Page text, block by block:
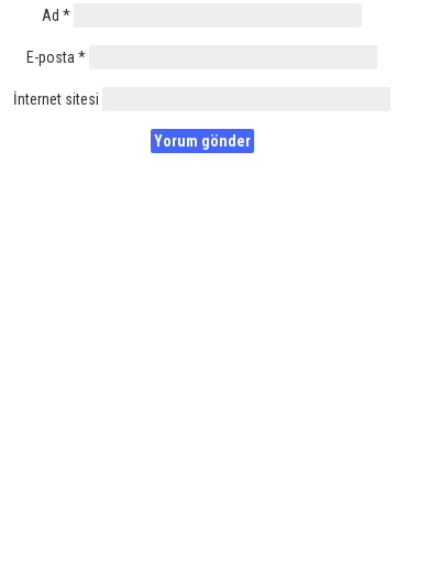
Ad *
E-posta *
İnternet sitesi